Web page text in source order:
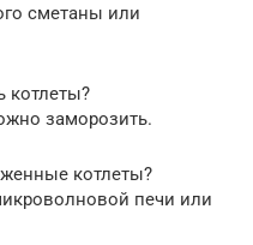
сметаны или
котлеты?
заморозить.
котлеты?
печи или